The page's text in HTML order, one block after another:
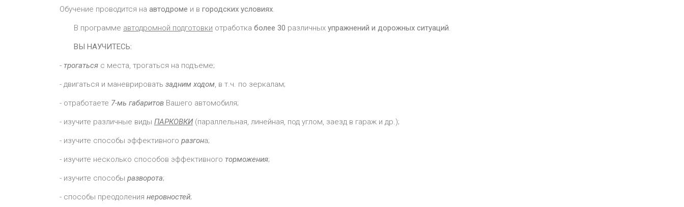
Обучение проводится на автодроме и в городских условиях.
В программе автодромной подготовки отработка более 30 различных упражнений и дорожных ситуаций.
ВЫ НАУЧИТЕСЬ:
- трогаться с места, трогаться на подъеме;
- двигаться и маневрировать задним ходом, в т.ч. по зеркалам;
- отработаете 7-мь габаритов Вашего автомобиля;
- изучите различные виды ПАРКОВКИ (параллельная, линейная, под углом, заезд в гараж и др.);
- изучите способы эффективного разгона;
- изучите несколько способов эффективного торможения;
- изучите способы разворота;
- способы преодоления неровностей;